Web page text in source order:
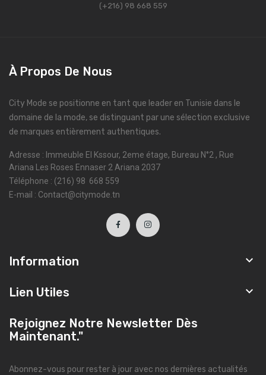
(+216) 98 668 559
À Propos De Nous
City Mode se positionne en tant que leader en Tunisie dans le
domaine de la mode, se distinguant par une sélection exclusive
de marques entièrement authentiques.
Adresse : Immeuble El Kssour, 2eme étage, Bureau N°2 , Rue
Ariana Les Roses Ennaser 2 Ariana 2037
Téléphone : (216) 98 668 559
E-mail : Contact@citymode.tn
Information 
Lien Utiles 
Rejoignez Notre Newsletter Dès
Maintenant."
Abonnez-vous pour rester à jour avec nos dernières actualités